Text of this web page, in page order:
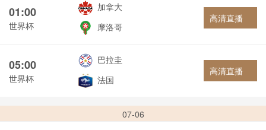
01:00
世界杯
加拿大
摩洛哥
高清直播
05:00
世界杯
巴拉圭
法国
高清直播
07-06